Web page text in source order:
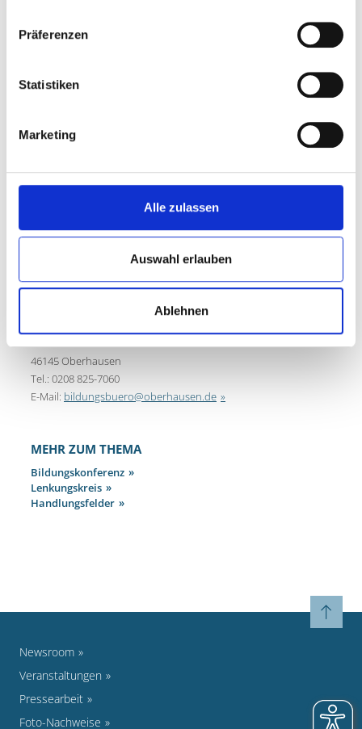
Präferenzen
Statistiken
Marketing
Alle zulassen
Auswahl erlauben
Ablehnen
Jede/r Lernende hat die Möglichkeit, vorhandene Potenziale
Lernen zu entwickeln und zu bewahren.
Anschlussfähige Bildungsabschlüsse und gelungene
Bildungsziele zu verwirklichen.
Oberhausen gewährleistet jedem/jeder Lernenden aller
Bildungsorten.
Stadt Oberhausen
Steinbrinkstraße 248
46145 Oberhausen
Tel.: 0208 825-7060
E-Mail: bildungsbuero@oberhausen.de
MEHR ZUM THEMA
Bildungskonferenz
Lenkungskreis
Handlungsfelder
Newsroom
Veranstaltungen
Pressearbeit
Foto-Nachweise